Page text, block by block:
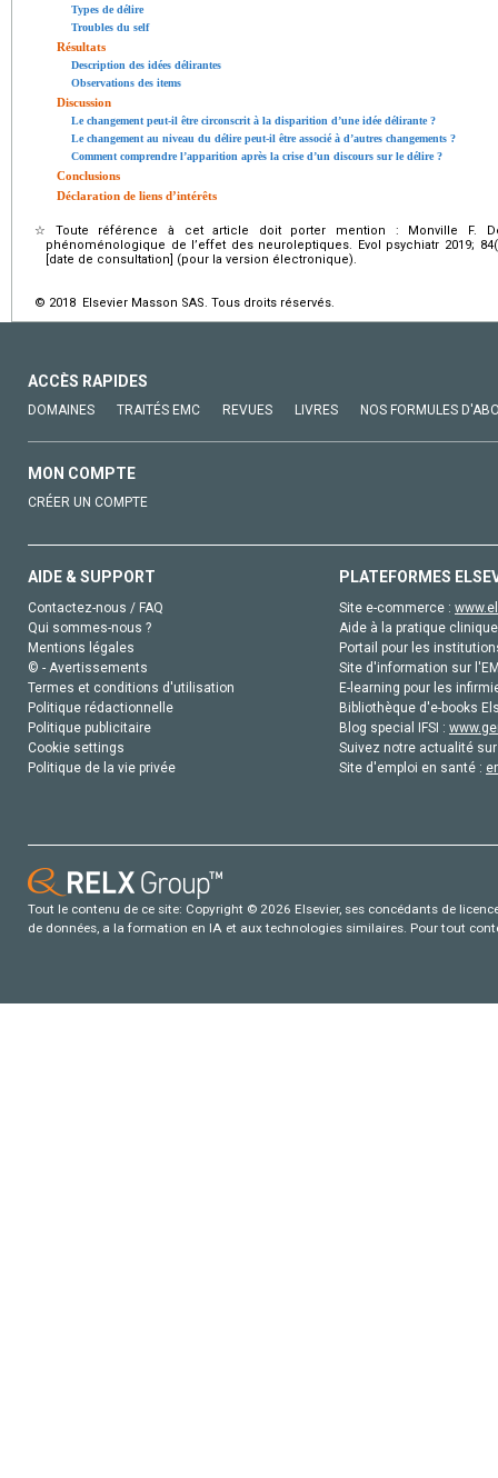
Types de délire
Troubles du self
Résultats
Description des idées délirantes
Observations des items
Discussion
Le changement peut-il être circonscrit à la disparition d’une idée délirante ?
Le changement au niveau du délire peut-il être associé à d’autres changements ?
Comment comprendre l’apparition après la crise d’un discours sur le délire ?
Conclusions
Déclaration de liens d’intérêts
☆
Toute référence à cet article doit porter mention : Monville F.
phénoménologique de l’effet des neuroleptiques. Evol psychiatr 2019;
[date de consultation] (pour la version électronique).
© 2018 Elsevier Masson SAS. Tous droits réservés.
ACCÈS RAPIDES
DOMAINES TRAITÉS EMC REVUES LIVRES NOS FORMULES
MON COMPTE
CRÉER UN COMPTE
AIDE & SUPPORT
Contactez-nous / FAQ
Qui sommes-nous ?
Mentions légales
© - Avertissements
Termes et conditions d'utilisation
Politique rédactionnelle
Politique publicitaire
Cookie settings
Politique de la vie privée
PLATEFORMES
Site e-commerce :
Aide à la pratique
Portail pour les
Site d'information sur
E-learning pour les
Bibliothèque d'e-books
Blog special IFSI :
Suivez notre actualité
Site d'emploi en santé :
Tout le contenu de ce site: Copyright © 2026 Elsevier, ses concédants de
de données, a la formation en IA et aux technologies similaires. Pour tout